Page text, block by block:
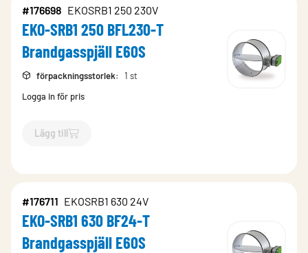
#176698 EKOSRB1 250 230V
EKO-SRB1 250 BFL230-T
Brandgasspjäll E60S
förpackningsstorlek:
1 st
Logga in för pris
Lägg till
`$Lägg till
#176711 EKOSRB1 630 24V
EKO-SRB1 630 BF24-T
Brandgasspjäll E60S